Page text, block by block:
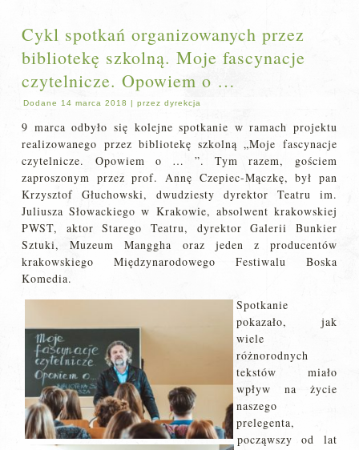
Cykl spotkań organizowanych przez
bibliotekę szkolną. Moje fascynacje
czytelnicze. Opowiem o …
Dodane 14 marca 2018 |przez dyrekcja
9 marca odbyło się kolejne spotkanie w ramach projektu
realizowanego przez bibliotekę szkolną „Moje fascynacje
czytelnicze. Opowiem o … ”. Tym razem, gościem
zaproszonym przez prof. Annę Czepiec-Mączkę, był pan
Krzysztof Głuchowski, dwudziesty dyrektor Teatru im.
Juliusza Słowackiego w Krakowie, absolwent krakowskiej
PWST, aktor Starego Teatru, dyrektor Galerii Bunkier
Sztuki, Muzeum Manggha oraz jeden z producentów
krakowskiego Międzynarodowego Festiwalu Boska
Komedia.
Spotkanie
pokazało, jak
wiele
różnorodnych
tekstów miało
wpływ na życie
naszego
prelegenta,
począwszy od lat